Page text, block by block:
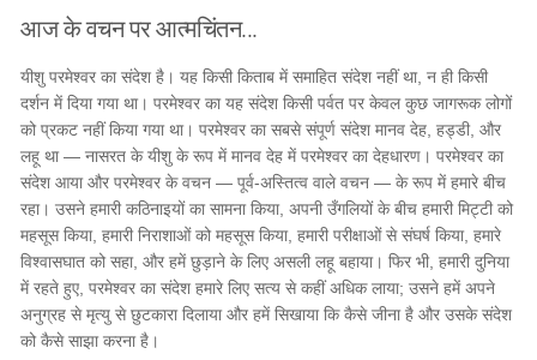
आज के वचन पर आत्मचिंतन...
यीशु परमेश्वर का संदेश है। यह किसी किताब में समाहित संदेश नहीं था, न ही किसी
दर्शन में दिया गया था। परमेश्वर का यह संदेश किसी पर्वत पर केवल कुछ जागरूक लोगों
को प्रकट नहीं किया गया था। परमेश्वर का सबसे संपूर्ण संदेश मानव देह, हड्डी, और
लहू था — नासरत के यीशु के रूप में मानव देह में परमेश्वर का देहधारण। परमेश्वर का
संदेश आया और परमेश्वर के वचन — पूर्व-अस्तित्व वाले वचन — के रूप में हमारे बीच
रहा। उसने हमारी कठिनाइयों का सामना किया, अपनी उँगलियों के बीच हमारी मिट्टी को
महसूस किया, हमारी निराशाओं को महसूस किया, हमारी परीक्षाओं से संघर्ष किया, हमारे
विश्वासघात को सहा, और हमें छुड़ाने के लिए असली लहू बहाया। फिर भी, हमारी दुनिया
में रहते हुए, परमेश्वर का संदेश हमारे लिए सत्य से कहीं अधिक लाया; उसने हमें अपने
अनुग्रह से मृत्यु से छुटकारा दिलाया और हमें सिखाया कि कैसे जीना है और उसके संदेश
को कैसे साझा करना है।